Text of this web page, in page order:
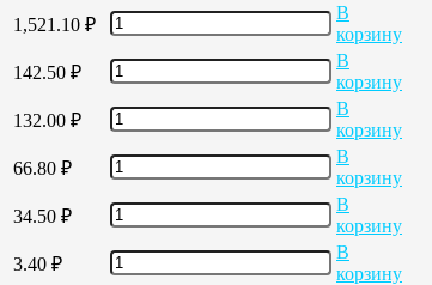
1,521.10 ₽
В
корзину
142.50 ₽
В
корзину
132.00 ₽
В
корзину
66.80 ₽
В
корзину
34.50 ₽
В
корзину
3.40 ₽
В
корзину